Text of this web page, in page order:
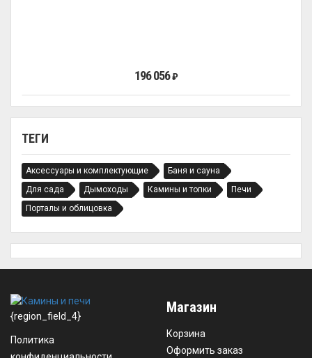
ТЕГИ
Аксессуары и комплектующие
Баня и сауна
Для сада
Дымоходы Камины и топки
Печи
Порталы и облицовка
196 056₽
{region_field_4}
Политика
Магазин
Корзина
Оформить заказ